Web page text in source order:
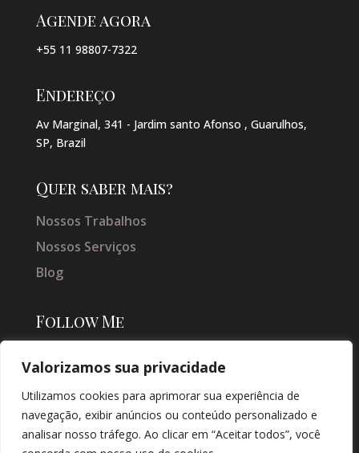
Valorizamos sua privacidade
Utilizamos cookies para aprimorar sua experiência de
navegação, exibir anúncios ou conteúdo personalizado e
analisar nosso tráfego. Ao clicar em “Aceitar todos”, você
Agende agora
+55 11 98807-7322
Endereço
Av Marginal, 341 - Jardim santo Afonso , Guarulhos,
SP, Brazil
Quer saber mais?
Nossos Trabalhos
Nossos Serviços
Blog
Follow Me